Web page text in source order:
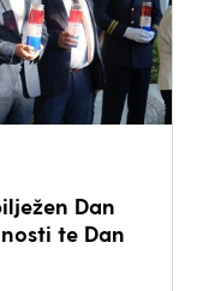
Dan
te Dan